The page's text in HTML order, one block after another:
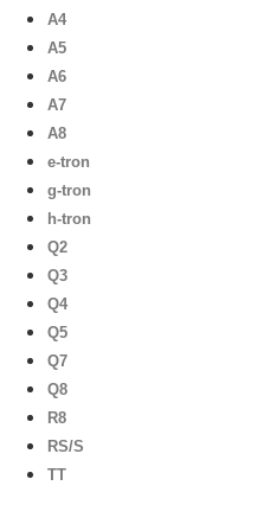
A4
A5
A6
A7
A8
e-tron
g-tron
h-tron
Q2
Q3
Q4
Q5
Q7
Q8
R8
RS/S
TT